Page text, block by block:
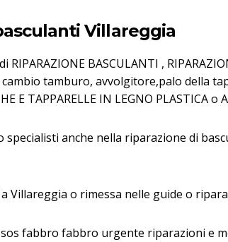
Villareggia
BASCULANTI ,
cambio tamburo, avvolgitore,palo della
E TAPPARELLE IN LEGNO PLASTICA o
anche nella riparazione di
Villareggia o rimessa nelle guide o
fabbro fabbro urgente riparazioni e